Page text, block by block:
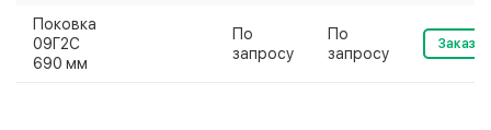
Поковка
09Г2С
690 мм
По
запросу
По
запросу